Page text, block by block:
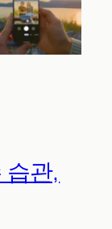
관,